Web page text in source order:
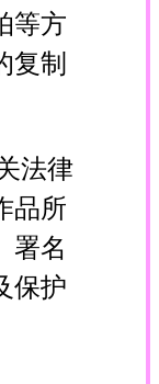
等方
复制
法律
品所
署名
保护